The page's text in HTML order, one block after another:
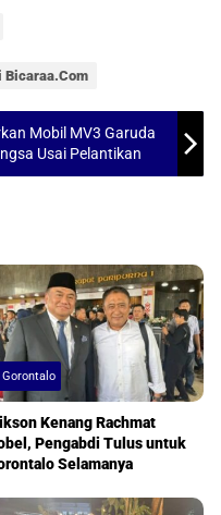
Bicaraa.com
Mobil MV3 Garuda
Usai Pelantikan
Gorontalo
Kenang Rachmat
Pengabdi Tulus untuk
Selamanya